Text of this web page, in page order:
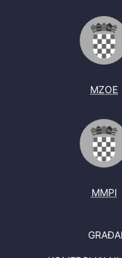
MZOE
MMPI